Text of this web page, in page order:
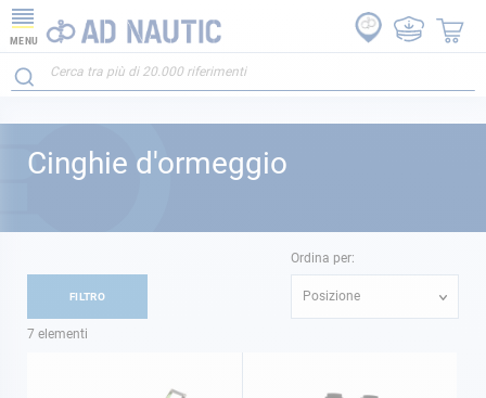
MENU
Cinghie d'ormeggio
7 elementi
Ordina per:
Posizione
FILTRO